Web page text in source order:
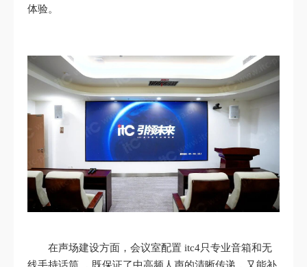
体验。
在声场建设方面，会议室配置 itc4只专业音箱和无